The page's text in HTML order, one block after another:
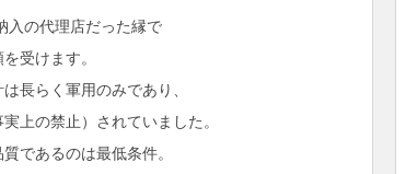
入の代理店だった縁で
受けます。
長らく軍用のみであり、
上の禁止）されていました。
であるのは最低条件。